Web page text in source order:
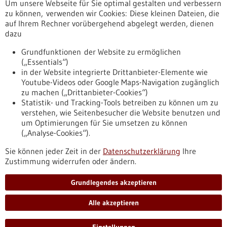
Erscheinungsdatum
Nach oben
Informiert bleiben
Newsletter abonnieren
Um unsere Webseite für Sie optimal gestalten und verbessern
zu können, verwenden wir Cookies: Diese kleinen Dateien, die
auf Ihrem Rechner vorübergehend abgelegt werden, dienen
dazu
Grundfunktionen der Website zu ermöglichen
(„Essentials“)
in der Website integrierte Drittanbieter-Elemente wie
Youtube-Videos oder Google Maps-Navigation zugänglich
zu machen („Drittanbieter-Cookies“)
Statistik- und Tracking-Tools betreiben zu können um zu
verstehen, wie Seitenbesucher die Website benutzen und
um Optimierungen für Sie umsetzen zu können
(„Analyse-Cookies“).
Sie können jeder Zeit in der Datenschutzerklärung Ihre
Zustimmung widerrufen oder ändern.
Grundlegendes akzeptieren
Alle akzeptieren